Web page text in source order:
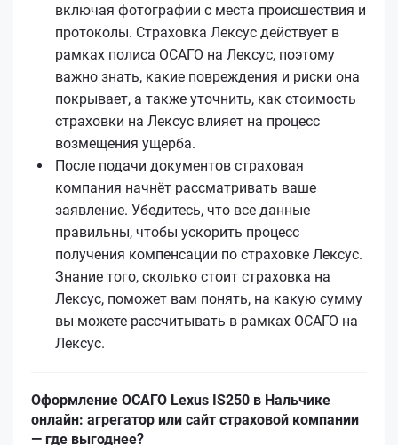
включая фотографии с места происшествия и
протоколы. Страховка Лексус действует в
рамках полиса ОСАГО на Лексус, поэтому
важно знать, какие повреждения и риски она
покрывает, а также уточнить, как стоимость
страховки на Лексус влияет на процесс
возмещения ущерба.
После подачи документов страховая
компания начнёт рассматривать ваше
заявление. Убедитесь, что все данные
правильны, чтобы ускорить процесс
получения компенсации по страховке Лексус.
Знание того, сколько стоит страховка на
Лексус, поможет вам понять, на какую сумму
вы можете рассчитывать в рамках ОСАГО на
Лексус.
Оформление ОСАГО Lexus IS250 в Нальчике
онлайн: агрегатор или сайт страховой компании
— где выгоднее?